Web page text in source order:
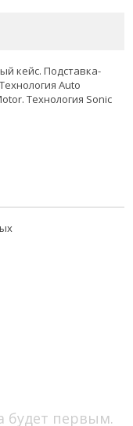
кейс. Подставка-
Auto
Технология Sonic
будет первым.